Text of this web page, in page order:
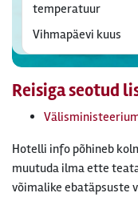
temperatuur
Vihmapäevi kuus
Reisiga seotud
Hotelli info põhineb
muutuda ilma ette
võimalike ebatäpsuste